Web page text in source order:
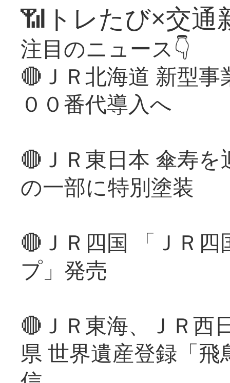
📶トレたび×交通
注目のニュース👇
🔴ＪＲ北海道 新型
００番代導入へ
🔴ＪＲ東日本 傘寿
の一部に特別塗装
🔴ＪＲ四国 「ＪＲ
プ」発売
🔴ＪＲ東海、ＪＲ西
県 世界遺産登録「